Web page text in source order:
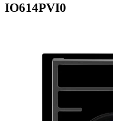
IO614PVI0